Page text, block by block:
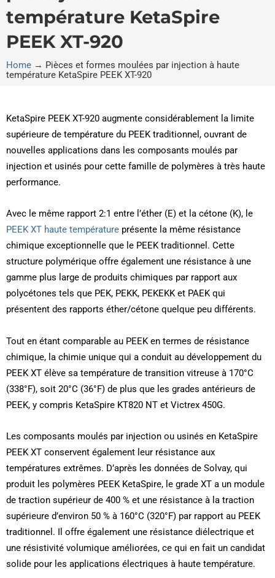
température KetaSpire
PEEK XT-920
Home → Pièces et formes moulées par injection à haute
température KetaSpire PEEK XT-920
KetaSpire PEEK XT-920 augmente considérablement la limite
supérieure de température du PEEK traditionnel, ouvrant de
nouvelles applications dans les composants moulés par
injection et usinés pour cette famille de polymères à très haute
performance.
Avec le même rapport 2:1 entre l’éther (E) et la cétone (K), le
PEEK XT haute température présente la même résistance
chimique exceptionnelle que le PEEK traditionnel. Cette
structure polymérique offre également une résistance à une
gamme plus large de produits chimiques par rapport aux
polycétones tels que PEK, PEKK, PEKEKK et PAEK qui
présentent des rapports éther/cétone quelque peu différents.
Tout en étant comparable au PEEK en termes de résistance
chimique, la chimie unique qui a conduit au développement du
PEEK XT élève sa température de transition vitreuse à 170°C
(338°F), soit 20°C (36°F) de plus que les grades antérieurs de
PEEK, y compris KetaSpire KT820 NT et Victrex 450G.
Les composants moulés par injection ou usinés en KetaSpire
PEEK XT conservent également leur résistance aux
températures extrêmes. D’après les données de Solvay, qui
produit les polymères PEEK KetaSpire, le grade XT a un module
de traction supérieur de 400 % et une résistance à la traction
supérieure d’environ 50 % à 160°C (320°F) par rapport au PEEK
traditionnel. Il offre également une résistance diélectrique et
une résistivité volumique améliorées, ce qui en fait un candidat
solide pour les applications électriques à haute température.